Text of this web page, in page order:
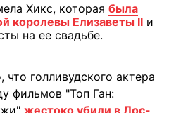
Хикс, которая была
королевы Елизаветы II и
на ее свадьбе.
что голливудского актера
фильмов "Топ Ган:
жестоко убили в Лос-